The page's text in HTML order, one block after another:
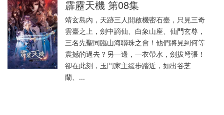
霹靂天機 第08集
靖玄島內，天跡三人開啟機密石臺，只見三奇
雲臺之上，劍中謫仙、白象山座、仙門玄尊，
三名先聖同臨山海聯珠之會！他們將見到何等
震撼的過去？另一邊，一衣帶水，劍拔弩張！
卻在此刻，玉門家主緩步踏近，如出谷芝
蘭、...